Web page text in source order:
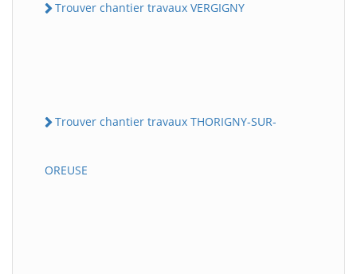
Trouver chantier travaux VERGIGNY
Trouver chantier travaux THORIGNY-SUR-
OREUSE